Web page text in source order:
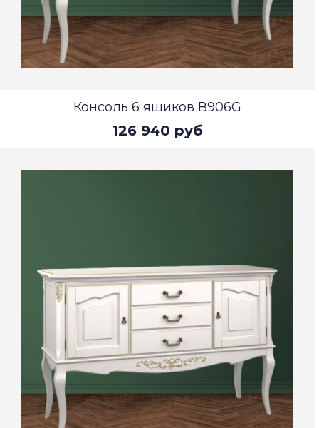
Консоль 6 ящиков В906G
126 940 руб